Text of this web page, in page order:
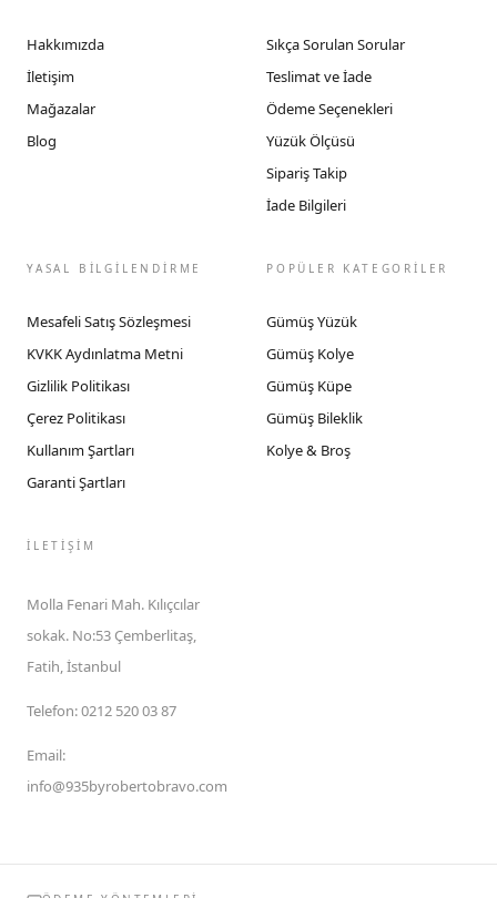
Hakkımızda
İletişim
Mağazalar
Blog
Sıkça Sorulan Sorular
Teslimat ve İade
Ödeme Seçenekleri
Yüzük Ölçüsü
Sipariş Takip
İade Bilgileri
YASAL BİLGİLENDİRME
Mesafeli Satış Sözleşmesi
KVKK Aydınlatma Metni
Gizlilik Politikası
Çerez Politikası
Kullanım Şartları
Garanti Şartları
POPÜLER KATEGORİLER
Gümüş Yüzük
Gümüş Kolye
Gümüş Küpe
Gümüş Bileklik
Kolye & Broş
İLETIŞIM
Molla Fenari Mah. Kılıçcılar
sokak. No:53 Çemberlitaş,
Fatih, İstanbul
Telefon:0212 520 03 87
Email:
info@935byrobertobravo.com